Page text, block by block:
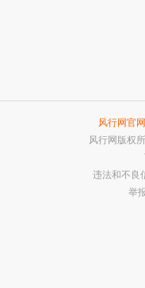
风行网官网
风行网版权
违法和不良
举